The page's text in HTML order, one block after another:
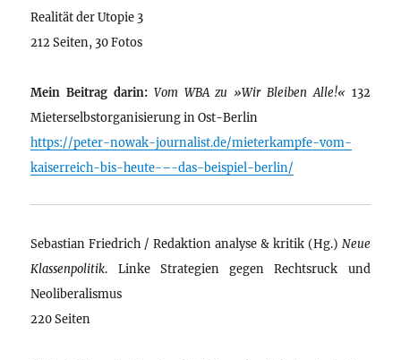
Realität der Utopie 3
212 Seiten, 30 Fotos
Mein Beitrag darin: Vom WBA zu »Wir Bleiben Alle!« 132
Mieterselbstorganisierung in Ost-Berlin
https://peter-nowak-journalist.de/mieterkampfe-vom-
kaiserreich-bis-heute-–-das-beispiel-berlin/
Sebastian Friedrich / Redaktion analyse & kritik (Hg.) Neue
Klassenpolitik. Linke Strategien gegen Rechtsruck und
Neoliberalismus
220 Seiten